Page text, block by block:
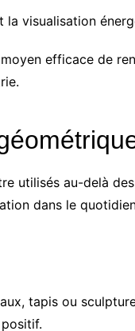
visualisation
efficace de
utilisés au-delà
dans le
tapis ou